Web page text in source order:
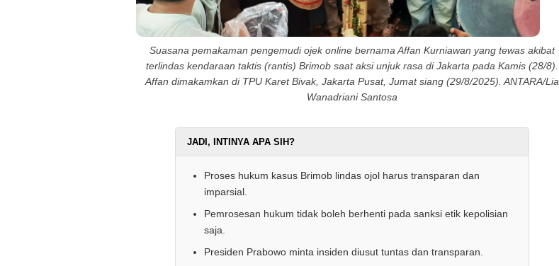
Suasana pemakaman pengemudi ojek online bernama Affan Kurniawan yang tewas akibat
terlindas kendaraan taktis (rantis) Brimob saat aksi unjuk rasa di Jakarta pada Kamis (28/8).
Affan dimakamkan di TPU Karet Bivak, Jakarta Pusat, Jumat siang (29/8/2025). ANTARA/Lia
Wanadriani Santosa
JADI, INTINYA APA SIH?
Proses hukum kasus Brimob lindas ojol harus transparan dan
imparsial.
Pemrosesan hukum tidak boleh berhenti pada sanksi etik kepolisian
saja.
Presiden Prabowo minta insiden diusut tuntas dan transparan.